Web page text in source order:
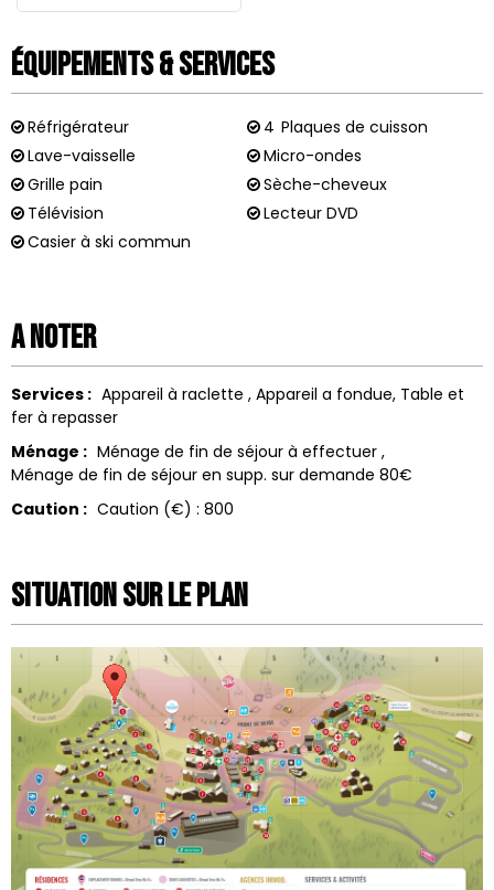
Équipements & Services
Réfrigérateur 4 Plaques de cuisson
Lave-vaisselle
Micro-ondes
Grille pain
Sèche-cheveux
Télévision
Lecteur DVD
Casier à ski commun
A noter
Services : Appareil à raclette Appareil a fondue Table et
fer à repasser
Ménage : Ménage de fin de séjour à effectuer
Ménage de fin de séjour en supp. sur demande 80€
Caution : Caution (€) : 800
Situation sur le Plan